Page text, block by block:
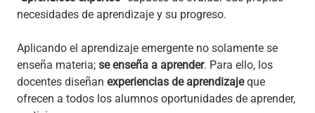
necesidades de aprendizaje y su progreso.
Aplicando el aprendizaje emergente no solamente se
enseña materia; se enseña a aprender. Para ello, los
docentes diseñan experiencias de aprendizajeque
ofrecen a todos los alumnos oportunidades de aprender,